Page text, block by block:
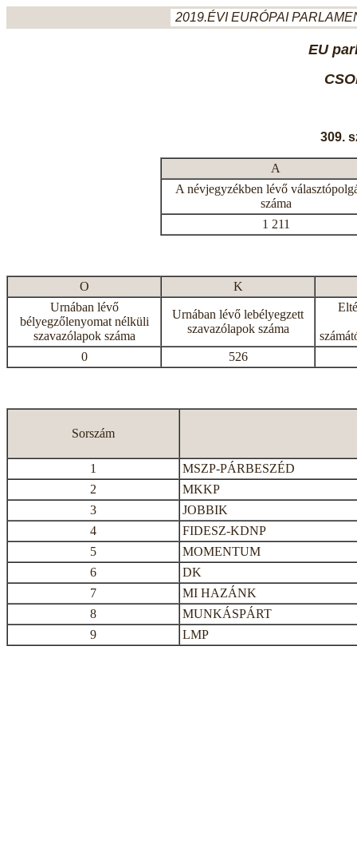
2019.ÉVI EURÓPAI
EU
309.
A
A névjegyzékben lévő
száma
1 211
O
K
Urnában lévő
bélyegzőlenyomat nélküli
szavazólapok száma
Urnában lévő lebélyegzett
szavazólapok száma
0
526
Sorszám
1
MSZP-PÁRBESZÉD
2
MKKP
3
JOBBIK
4
FIDESZ-KDNP
5
MOMENTUM
6
DK
7
MI HAZÁNK
8
MUNKÁSPÁRT
9
LMP